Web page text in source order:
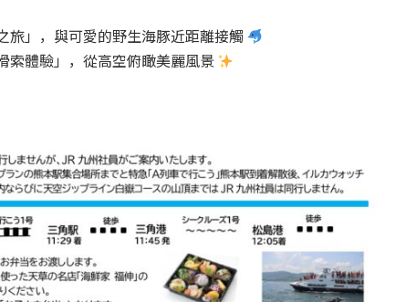
旅」，與可愛的野生海豚近距離接觸
體驗」，從高空俯瞰美麗風景